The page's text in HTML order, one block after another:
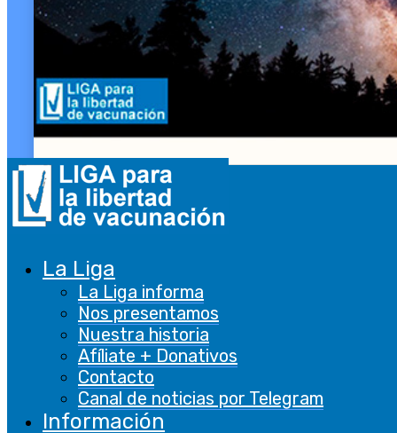
La Liga
La Liga informa
Nos presentamos
Nuestra historia
Afíliate + Donativos
Contacto
Canal de noticias por Telegram
Información